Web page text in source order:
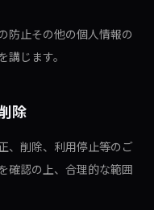
防止その他の個人情報の
じます。
除
、削除、利用停止等のご
確認の上、合理的な範囲